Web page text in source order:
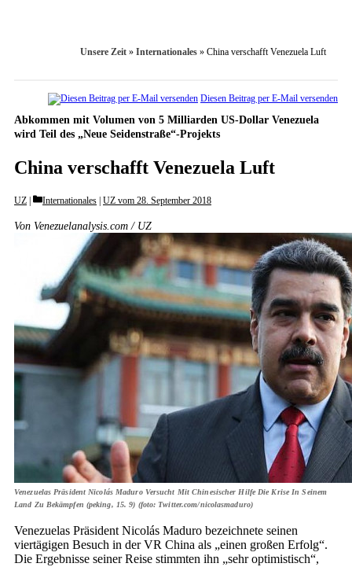
Unsere Zeit » Internationales » China verschafft Venezuela Luft
Diesen Beitrag per E-Mail versenden
Abkommen mit Volumen von 5 Milliarden US-Dollar Venezuela
wird Teil des „Neue Seidenstraße“-Projekts
China verschafft Venezuela Luft
UZ Categories
Internationales UZ vom 28. September 2018
Von Venezuelanalysis.com / UZ
Venezuelas Präsident Nicolás Maduro Versucht Mit Chinesischer Hilfe Die Krise In Seinem
Land Zu Bekämpfen (peking, 15. 9) (foto: Twitter.com/nicolasmaduro)
Venezuelas Präsident Nicolás Maduro bezeichnete seinen
viertägigen Besuch in der VR China als „einen großen Erfolg“.
Die Ergebnisse seiner Reise stimmten ihn „sehr optimistisch“,